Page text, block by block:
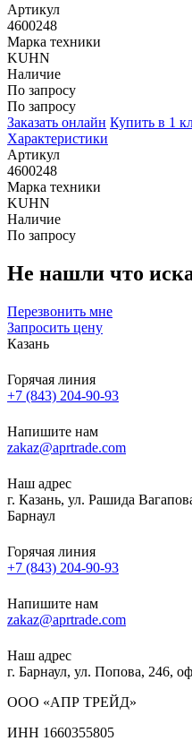
Артикул
4600248
Марка техники
KUHN
Наличие
По запросу
По запросу
Заказать онлайн Купить в 1
Характеристики
Артикул
4600248
Марка техники
KUHN
Наличие
По запросу
Не нашли что
Перезвонить мне
Запросить цену
Казань
Горячая линия
+7 (843) 204-90-93
Напишите нам
zakaz@aprtrade.com
Наш адрес
г. Казань, ул. Рашида
Барнаул
Горячая линия
+7 (843) 204-90-93
Напишите нам
zakaz@aprtrade.com
Наш адрес
г. Барнаул, ул. Попова, 246,
ООО «АПР ТРЕЙД»
ИНН 1660355805